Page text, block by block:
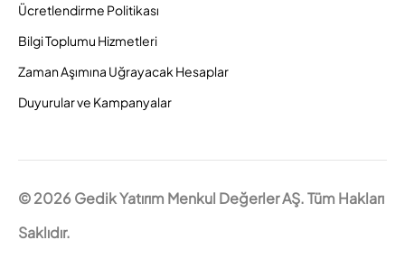
Ücretlendirme Politikası
Bilgi Toplumu Hizmetleri
Zaman Aşımına Uğrayacak Hesaplar
Duyurular ve Kampanyalar
© 2026 Gedik Yatırım Menkul Değerler AŞ. Tüm Hakları
Saklıdır.